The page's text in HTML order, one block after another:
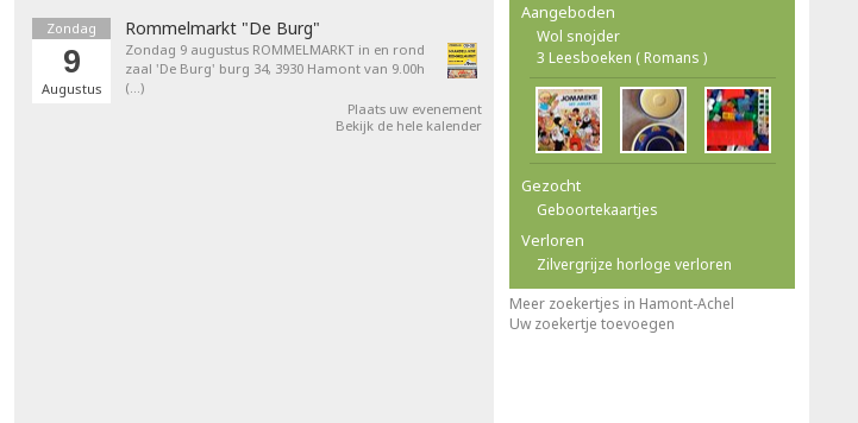
Zondag
9
Augustus
Rommelmarkt "De Burg"
Zondag 9 augustus ROMMELMARKT in en rond
zaal 'De Burg' burg 34, 3930 Hamont van 9.00h
(…)
Plaats uw evenement
Bekijk de hele kalender
Aangeboden
Wol snojder
3 Leesboeken ( Romans )
Gezocht
Geboortekaartjes
Verloren
Zilvergrijze horloge verloren
Meer zoekertjes in Hamont-Achel
Uw zoekertje toevoegen